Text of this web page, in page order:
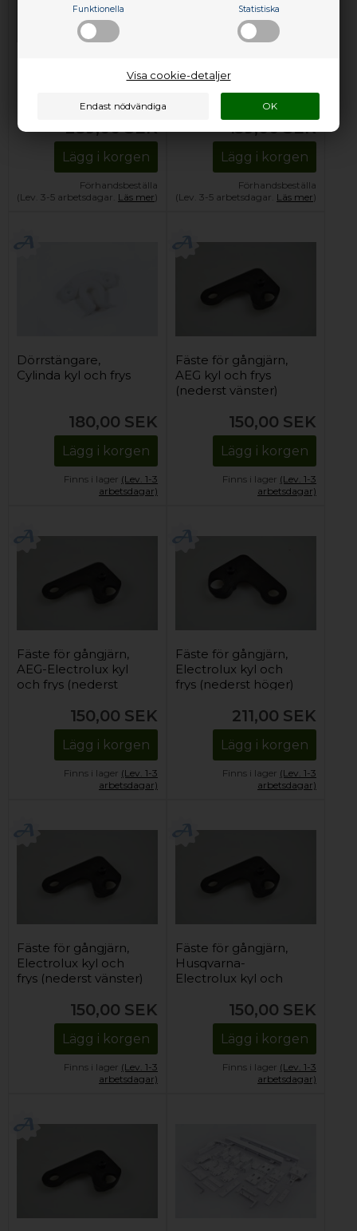
Funktionella Statistiska
Visa cookie-detaljer
kyl och frys (höger)
289,00 SEK
Lägg i korgen
Förhandsbeställa
(Lev. 3-5 arbetsdagar. Läs mer)
kyl och frys
159,00 SEK
Lägg i korgen
Förhandsbeställa
(Lev. 3-5 arbetsdagar. Läs mer)
Dörrstängare,
Cylinda kyl och frys
180,00 SEK
Lägg i korgen
Finns i lager (Lev. 1-3
arbetsdagar)
Fäste för gångjärn,
AEG kyl och frys
(nederst vänster)
150,00 SEK
Lägg i korgen
Finns i lager (Lev. 1-3
arbetsdagar)
Fäste för gångjärn,
AEG-Electrolux kyl
och frys (nederst
150,00 SEK
Lägg i korgen
Finns i lager (Lev. 1-3
arbetsdagar)
Fäste för gångjärn,
Electrolux kyl och
frys (nederst höger)
211,00 SEK
Lägg i korgen
Finns i lager (Lev. 1-3
arbetsdagar)
Fäste för gångjärn,
Electrolux kyl och
frys (nederst vänster)
150,00 SEK
Lägg i korgen
Finns i lager (Lev. 1-3
arbetsdagar)
Fäste för gångjärn,
Husqvarna-
Electrolux kyl och
150,00 SEK
Lägg i korgen
Finns i lager (Lev. 1-3
arbetsdagar)